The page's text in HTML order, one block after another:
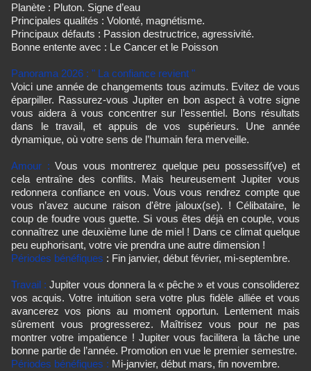
Planète : Pluton. Signe d’eau
Principales qualités : Volonté, magnétisme.
Principaux défauts : Passion destructrice, agressivité.
Bonne entente avec : Le Cancer et le Poisson
Panorama 2026 : " La confiance revient "
Voici une année de changements tous azimuts. Evitez de vous
éparpiller. Rassurez-vous Jupiter en bon aspect à votre signe
vous aidera à vous concentrer sur l’essentiel. Bons résultats
dans le travail, et appuis de vos supérieurs. Une année
dynamique, où votre sens de l’humain fera merveille.
Amour : Vous vous montrerez quelque peu possessif(ve) et
cela entraîne des conflits. Mais heureusement Jupiter vous
redonnera confiance en vous. Vous vous rendrez compte que
vous n’avez aucune raison d'être jaloux(se). ! Célibataire, le
coup de foudre vous guette. Si vous êtes déjà en couple, vous
connaîtrez une deuxième lune de miel ! Dans ce climat quelque
peu euphorisant, votre vie prendra une autre dimension !
Périodes bénéfiques : Fin janvier, début février, mi-septembre.
Travail : Jupiter vous donnera la « pêche » et vous consoliderez
vos acquis. Votre intuition sera votre plus fidèle alliée et vous
avancerez vos pions au moment opportun. Lentement mais
sûrement vous progresserez. Maîtrisez vous pour ne pas
montrer votre impatience ! Jupiter vous facilitera la tâche une
bonne partie de l’année. Promotion en vue le premier semestre.
Périodes bénéfiques : Mi-janvier, début mars, fin novembre.